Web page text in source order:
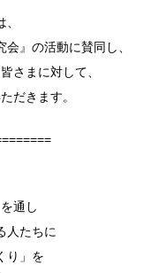
』の活動に賛同し、
さまに対して、
だきます。
通し
人たちに
り」を